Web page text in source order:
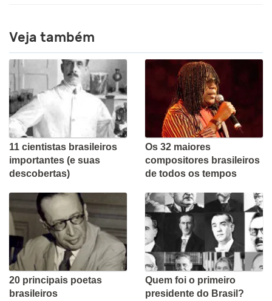
Veja também
11 cientistas brasileiros
importantes (e suas
descobertas)
Os 32 maiores
compositores brasileiros
de todos os tempos
20 principais poetas
brasileiros
Quem foi o primeiro
presidente do Brasil?